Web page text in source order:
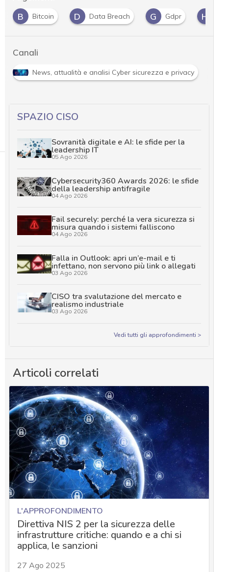
B Bitcoin D Data Breach G Gdpr H
Canali
News, attualità e analisi Cyber sicurezza e privacy
SPAZIO CISO
Sovranità digitale e AI: le sfide per la
leadership IT
05 Ago 2026
Cybersecurity360 Awards 2026: le sfide
della leadership antifragile
04 Ago 2026
Fail securely: perché la vera sicurezza si
misura quando i sistemi falliscono
04 Ago 2026
Falla in Outlook: apri un’e-mail e ti
infettano, non servono più link o allegati
03 Ago 2026
CISO tra svalutazione del mercato e
realismo industriale
03 Ago 2026
Vedi tutti gli approfondimenti >
Articoli correlati
L'APPROFONDIMENTO
Direttiva NIS 2 per la sicurezza delle
infrastrutture critiche: quando e a chi si
applica, le sanzioni
27 Ago 2025